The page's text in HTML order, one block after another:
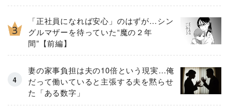
「正社員になれば安心」のはずが…シン
グルマザーを待っていた“魔の２年
間”【前編】
妻の家事負担は夫の10倍という現実…俺
だって働いていると主張する夫を黙らせ
た「ある数字」